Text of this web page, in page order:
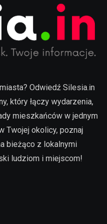
Odwiedź Silesia.in
który łączy wydarzenia,
mieszkańców w jednym
Twojej okolicy, poznaj
bieżąco z lokalnymi
ludziom i miejscom!